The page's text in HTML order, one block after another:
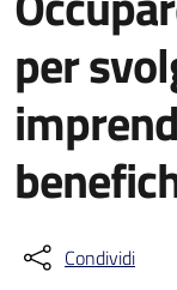
per
Condividi